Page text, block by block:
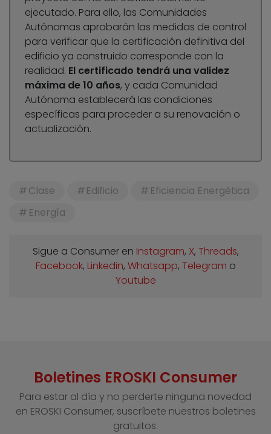
ejecutado. Para ello, las Comunidades
Autónomas aprobarán las medidas de control
para verificar que la certificación definitiva del
edificio ya construido corresponde con la
realidad. El certificado tendrá una validez
máxima de 10 años, y cada Comunidad
Autónoma establecerá las condiciones
específicas para proceder a su renovación o
actualización.
Clase Edificio
Eficiencia Energética
Energía
Sigue a Consumer en Instagram, X, Threads,
Facebook, Linkedin, Whatsapp, Telegram o
Youtube
Boletines EROSKI Consumer
Para estar al día y no perderte ninguna novedad
en EROSKI Consumer, suscríbete nuestros boletines
gratuitos.